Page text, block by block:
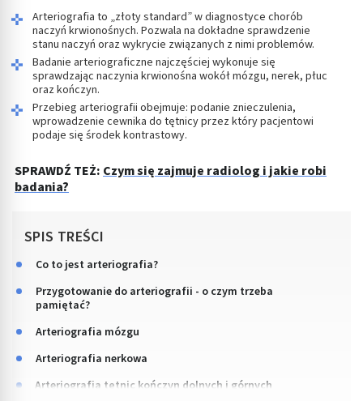
Arteriografia to „złoty standard” w diagnostyce chorób
naczyń krwionośnych. Pozwala na dokładne sprawdzenie
stanu naczyń oraz wykrycie związanych z nimi problemów.
Badanie arteriograficzne najczęściej wykonuje się
sprawdzając naczynia krwionośna wokół mózgu, nerek, płuc
oraz kończyn.
Przebieg arteriografii obejmuje: podanie znieczulenia,
wprowadzenie cewnika do tętnicy przez który pacjentowi
podaje się środek kontrastowy.
SPRAWDŹ TEŻ: Czym się zajmuje radiolog i jakie robi
badania?
SPIS TREŚCI
Co to jest arteriografia?
Przygotowanie do arteriografii - o czym trzeba
pamiętać?
Arteriografia mózgu
Arteriografia nerkowa
Arteriografia tętnic kończyn dolnych i górnych